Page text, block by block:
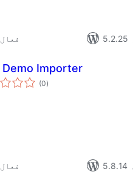
10+
Demo Importer
(0مجموعی
درجہ
)
10+